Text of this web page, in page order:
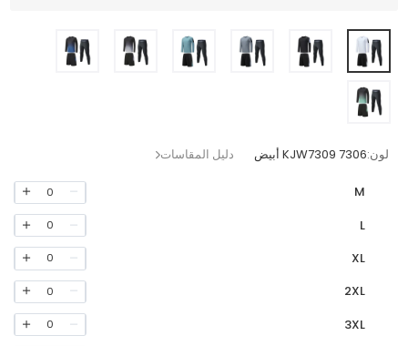
لون:KJW7309 7306 أبيض دليل المقاسات
M
0
L
0
XL
0
2XL
0
3XL
0